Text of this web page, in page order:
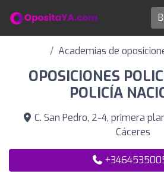
Academias de
OPOSICIONES
POLICÍA
C. San Pedro, 2-4, primera
Cáceres